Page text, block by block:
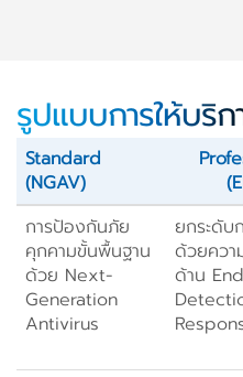
รูปแบบการให้บริก
Standard
(NGAV)
การป้องกันภัย
คุกคามขั้นพื้นฐาน
ด้วย Next-
Generation
Antivirus
ยกระดับ
ด้วยควา
ด้าน